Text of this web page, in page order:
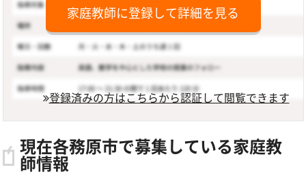
家庭教師に登録して詳細を見る
登録済みの方はこちらから認証して閲覧できます
現在各務原市で募集している家庭教
師情報